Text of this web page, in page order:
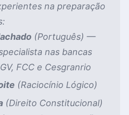
na preparação
(Português) —
nas bancas
FCC e Cesgranrio
(Raciocínio Lógico)
(Direito Constitucional)